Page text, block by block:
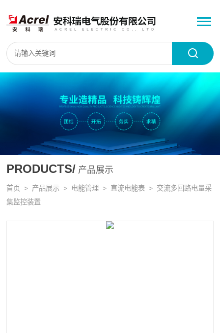
PRODUCTS/ 产品展示
首页 > 产品展示 > 电能管理 > 直流电能表 > 交流多回路电量采
集监控装置